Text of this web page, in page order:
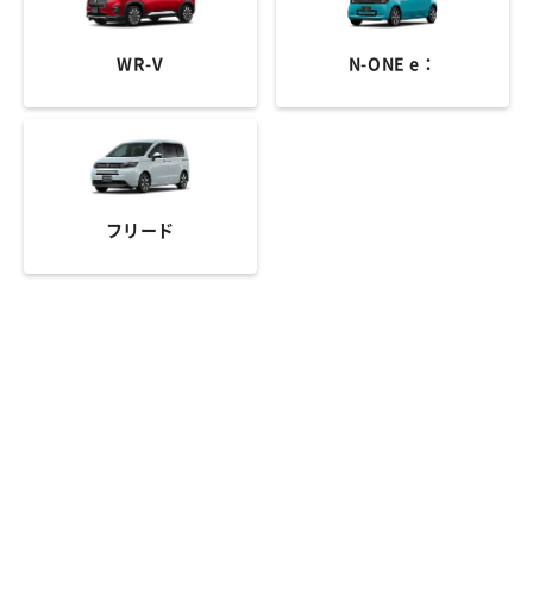
WR-V N-ONE e：
フリード